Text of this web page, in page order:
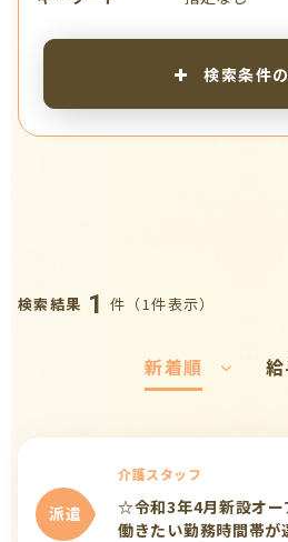
検索条件
検索結果 1 件（1件表示）
新着順
派遣
介護スタッフ
☆令和3年4月新設オ
働きたい勤務時間帯